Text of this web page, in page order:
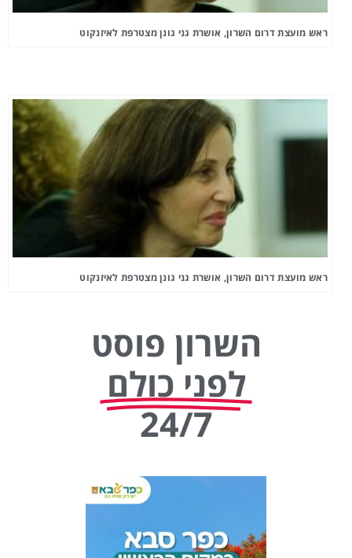
ראש מועצת דרום השרון, אושרת גני גונן מצטרפת לאיזנקוט
ראש מועצת דרום השרון, אושרת גני גונן מצטרפת לאיזנקוט
השרון פוסט
לפני כולם
24/7